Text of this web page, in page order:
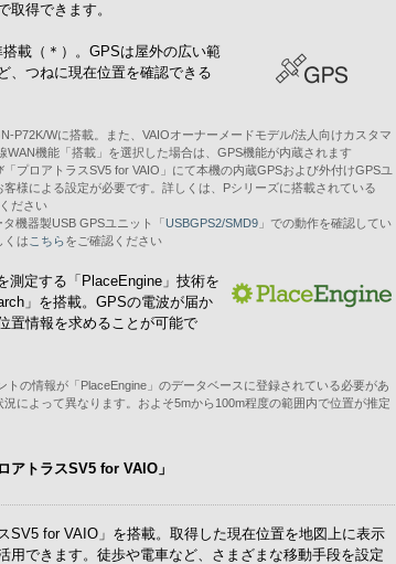
取得できます。
載（＊）。GPSは屋外の広い範
、つねに現在位置を確認できる
P72K/Wに搭載。また、VAIOオーナーメードモデル/法人向けカスタマ
WAN機能「搭載」を選択した場合は、GPS機能が内蔵されます
プロアトラスSV5 for VAIO」にて本機の内蔵GPSおよび外付けGPSユ
様による設定が必要です。詳しくは、Pシリーズに搭載されている
ださい
機器製USB GPSユニット「USBGPS2/SMD9 」での動作を確認してい
くは こちらをご確認ください
測定する「PlaceEngine」技術を
」を搭載。GPSの電波が届か
置情報を求めることが可能で
の情報が「PlaceEngine」のデータベースに登録されている必要があ
によって異なります。およそ5mから100m程度の範囲内で位置が推定
アトラスSV5 for VAIO」
SV5 for VAIO」を搭載。取得した現在位置を地図上に表示
用できます。徒歩や電車など、さまざまな移動手段を設定